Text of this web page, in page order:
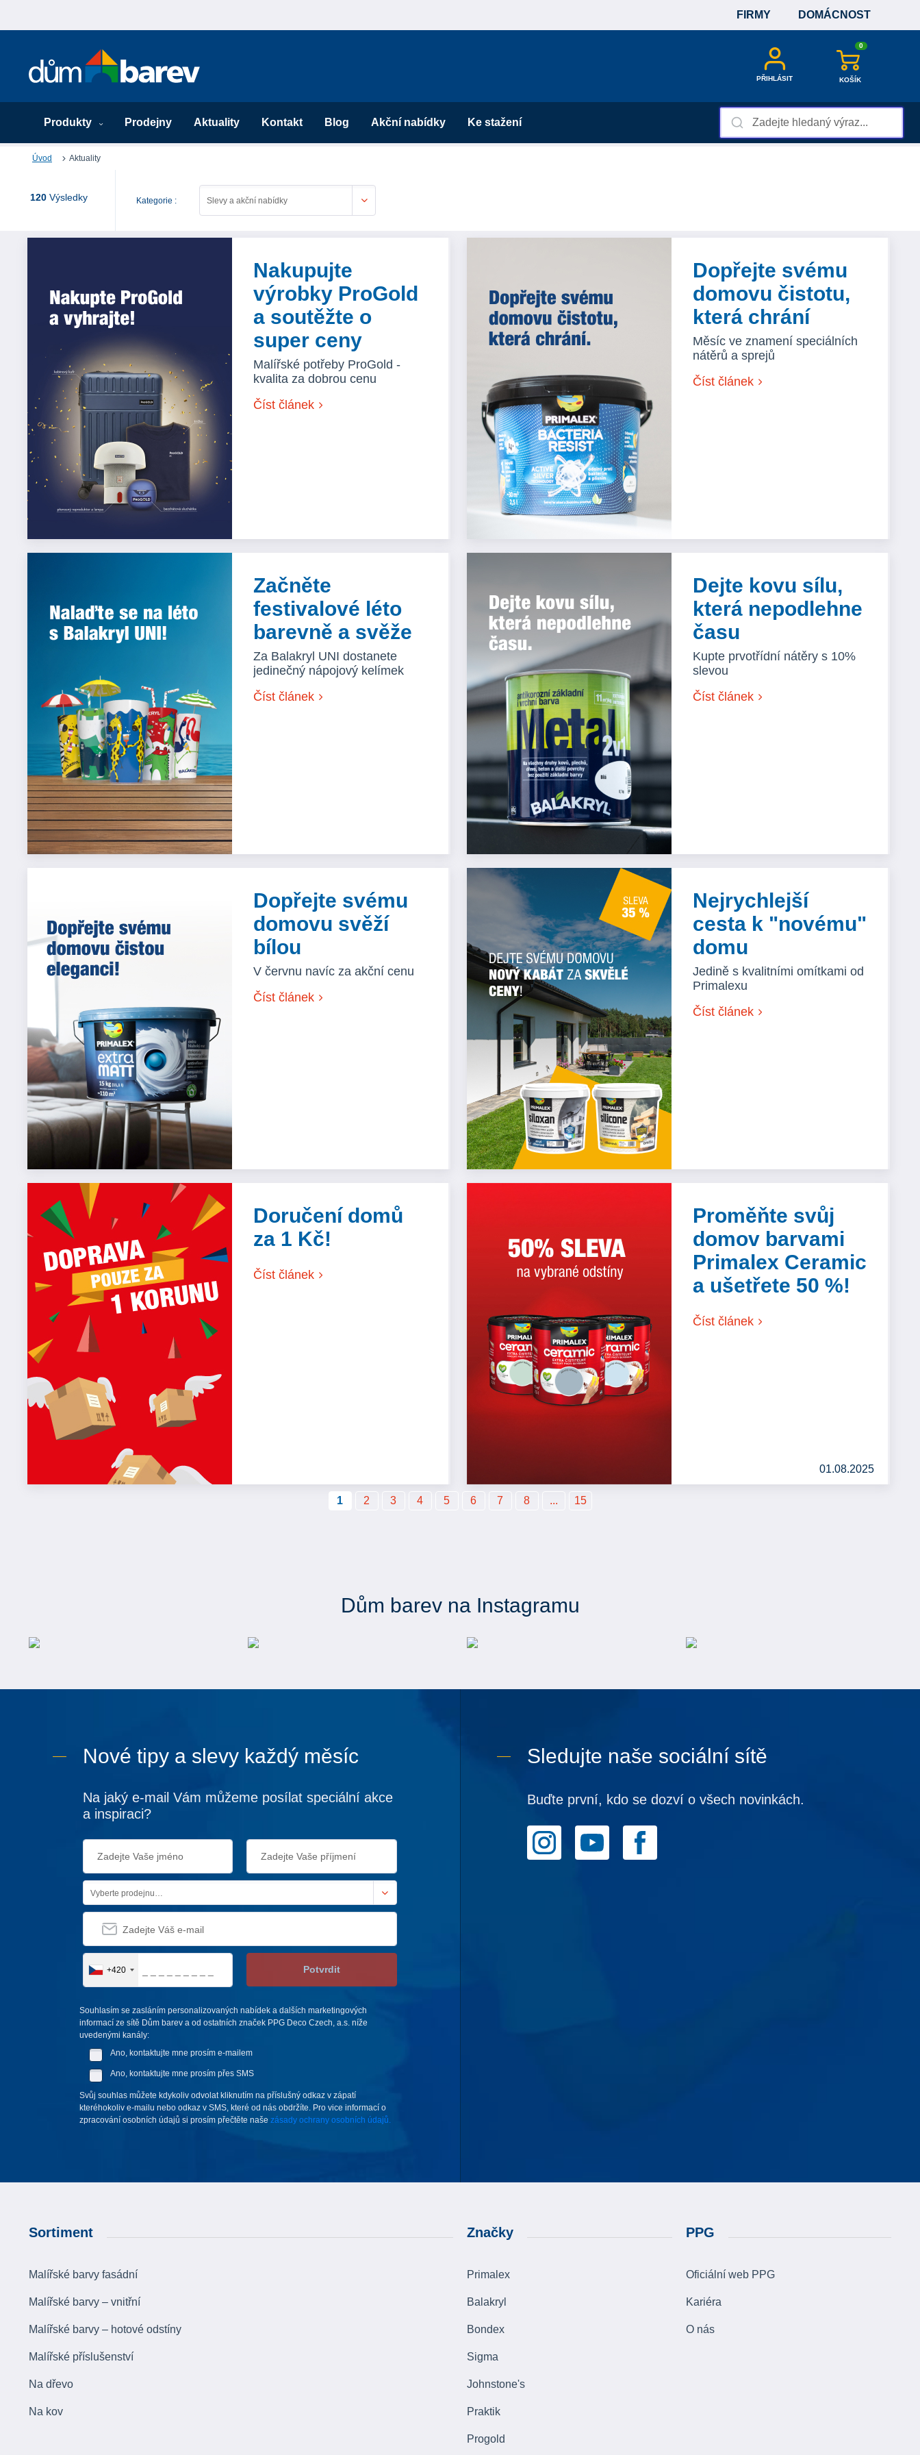
FIRMY DOMÁCNOST
PŘIHLÁSIT
0
KOŠÍK
Produkty Prodejny Aktuality Kontakt Blog Akční nabídky Ke stažení
Úvod Aktuality
120 Výsledky Kategorie : Slevy a akční nabídky
Nakupujte
výrobky ProGold
a soutěžte o
super ceny
Malířské potřeby ProGold -
kvalita za dobrou cenu
Číst článek
Dopřejte svému
domovu čistotu,
která chrání
Měsíc ve znamení speciálních
nátěrů a sprejů
Číst článek
Začněte
festivalové léto
barevně a svěže
Za Balakryl UNI dostanete
jedinečný nápojový kelímek
Číst článek
Dejte kovu sílu,
která nepodlehne
času
Kupte prvotřídní nátěry s 10%
slevou
Číst článek
Dopřejte svému
domovu svěží
bílou
V červnu navíc za akční cenu
Číst článek
Nejrychlejší
cesta k "novému"
domu
Jedině s kvalitními omítkami od
Primalexu
Číst článek
Doručení domů
za 1 Kč!
Číst článek
Proměňte svůj
domov barvami
Primalex Ceramic
a ušetřete 50 %!
Číst článek
01.08.2025
1 2 3 4 5 6 7 8 ... 15
Dům barev na Instagramu
Nové tipy a slevy každý měsíc
Na jaký e-mail Vám můžeme posílat speciální akce
a inspiraci?
Vyberte prodejnu…
+420 Potvrdit
Souhlasím se zasláním personalizovaných nabídek a dalších marketingových
informací ze sítě Dům barev a od ostatních značek PPG Deco Czech, a.s. níže
uvedenými kanály:
Ano, kontaktujte mne prosím e-mailem
Ano, kontaktujte mne prosím přes SMS
Svůj souhlas můžete kdykoliv odvolat kliknutím na příslušný odkaz v zápatí
kteréhokoliv e-mailu nebo odkaz v SMS, které od nás obdržíte. Pro vice informací o
zpracování osobních údajů si prosím přečtěte naše zásady ochrany osobních údajů.
Sledujte naše sociální sítě
Buďte první, kdo se dozví o všech novinkách.
Sortiment
Malířské barvy fasádní
Malířské barvy – vnitřní
Malířské barvy – hotové odstíny
Malířské příslušenství
Na dřevo
Na kov
Značky
Primalex
Balakryl
Bondex
Sigma
Johnstone's
Praktik
Progold
PPG
Oficiální web PPG
Kariéra
O nás